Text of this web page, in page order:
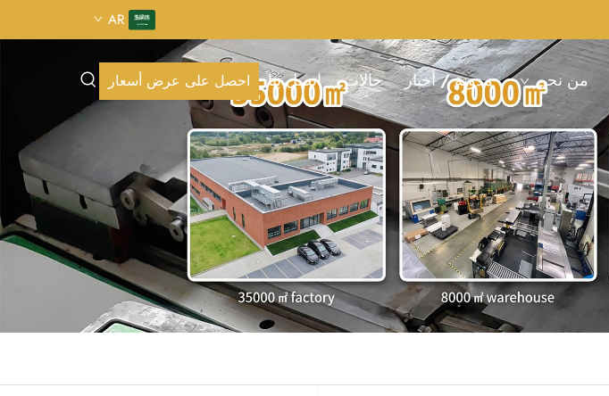
AR
من نحن مدونة / أخبار حالات اتصل بنا احصل على عرض أسعار